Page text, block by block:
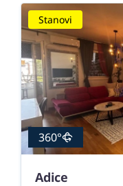
Stanovi
360°
Adice